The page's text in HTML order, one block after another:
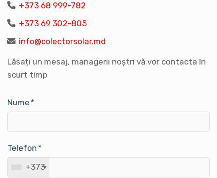
+373 68 999-782
+373 69 302-805
info@colectorsolar.md
Lăsați un mesaj, managerii noștri vă vor contacta în
scurt timp
Nume *
Telefon *
+373